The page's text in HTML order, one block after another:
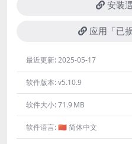
安装
应用「已
最近更新:2025-05-17
软件版本:v5.10.9
软件大小:71.9 MB
软件语言:🇨🇳 简体中文